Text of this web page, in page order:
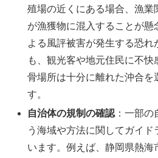
殖場の近くにある場合、漁業
が漁獲物に混入することが懸
よる風評被害が発生する恐
も、観光客や地元住民に不
骨場所は十分に離れた沖合を
す。
自治体の規制の確認 ：一部
う海域や方法に関してガイド
います。例えば、静岡県熱海